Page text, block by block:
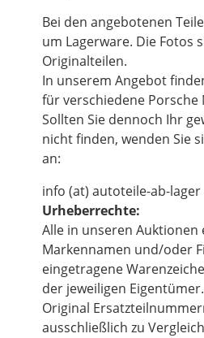
Bei den angebotenen
um Lagerware. Die Fotos
Originalteilen.
In unserem Angebot
für verschiedene Porsche
Sollten Sie dennoch Ihr
nicht finden, wenden Sie
an:
info (at) autoteile-ab-lager
Urheberrechte:
Alle in unseren Auktionen
Markennamen und/oder
eingetragene
der jeweiligen
Original
ausschließlich zu